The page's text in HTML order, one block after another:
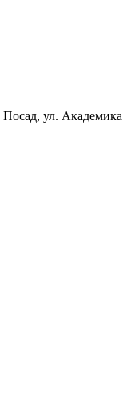
Посад, ул. Академика